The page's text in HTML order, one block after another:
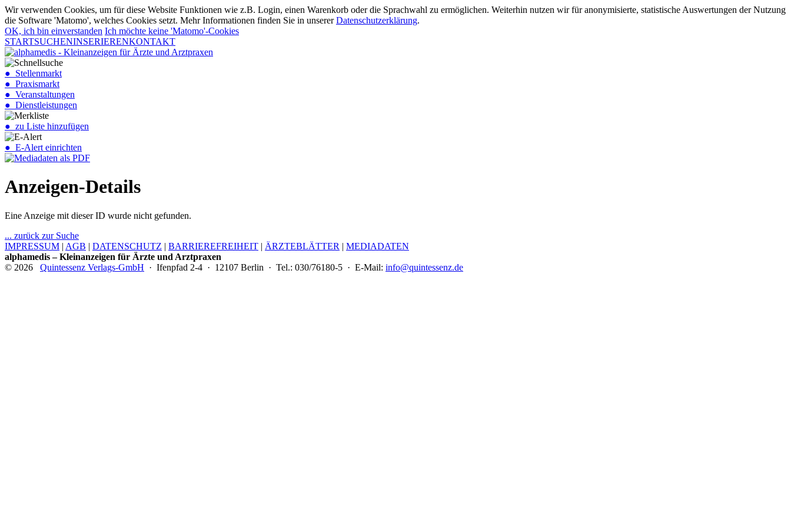
Wir verwenden Cookies, um für diese Website Funktionen wie z.B. Login, einen Warenkorb oder die Sprachwahl zu ermöglichen. Weiterhin nutzen wir für anonymisierte, statistische Auswertungen der Nutzung
die Software 'Matomo', welches Cookies setzt. Mehr Informationen finden Sie in unsererDatenschutzerklärung.
OK, ich bin einverstanden Ich möchte keine 'Matomo'-Cookies
STARTSUCHENINSERIERENKONTAKT
● Stellenmarkt
● Praxismarkt
● Veranstaltungen
● Dienstleistungen
● zu Liste hinzufügen
● E-Alert einrichten
Anzeigen-Details
Eine Anzeige mit dieser ID wurde nicht gefunden.
... zurück zur Suche
IMPRESSUM | AGB | DATENSCHUTZ | BARRIEREFREIHEIT | ÄRZTEBLÄTTER | MEDIADATEN
alphamedis – Kleinanzeigen für Ärzte und Arztpraxen
© 2026 Quintessenz Verlags-GmbH · Ifenpfad 2-4 · 12107 Berlin · Tel.: 030/76180-5 · E-Mail: info@quintessenz.de